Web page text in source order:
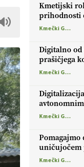
Kmetijski
prihodnosti
prednosti za
Kmečki Glas
Digitalno od
prašičjega
Kmečki Glas
Kmečki Glas
uničujočem
Kmečki Glas